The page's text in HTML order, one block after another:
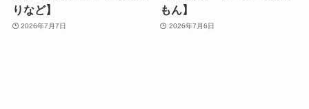
りなど】
2026年7月7日
もん】
2026年7月6日